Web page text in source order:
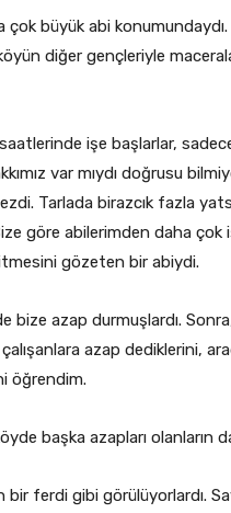
çok büyük abi
diğer gençleriyle
işe başlarlar,
var mıydı doğrusu
Tarlada birazcık fazla
göre abilerimden daha
gözeten bir abiydi.
bize azap durmuşlardı.
azap dediklerini,
öğrendim.
başka azapları olanların
bir ferdi gibi görülüyorlardı.